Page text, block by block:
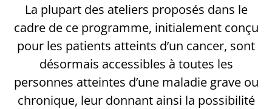
La plupart des ateliers proposés dans le
cadre de ce programme, initialement conçu
pour les patients atteints d’un cancer, sont
désormais accessibles à toutes les
personnes atteintes d’une maladie grave ou
chronique, leur donnant ainsi la possibilité